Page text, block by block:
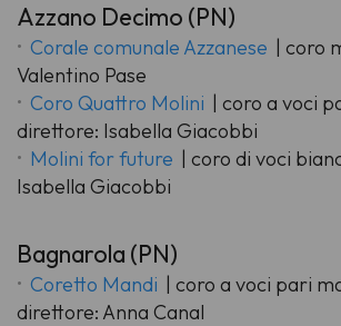
Azzano Decimo (PN)
Corale comunale Azzanese | coro
Valentino Pase
Coro Quattro Molini | coro a voci
direttore: Isabella Giacobbi
Molini for future | coro di voci
Isabella Giacobbi
Bagnarola (PN)
Coretto Mandi | coro a voci pari
direttore: Anna Canal